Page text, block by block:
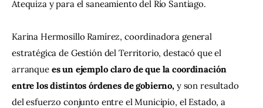
Atequiza y para el saneamiento del Río Santiago.
Karina Hermosillo Ramírez, coordinadora general
estratégica de Gestión del Territorio, destacó que el
arranque es un ejemplo claro de que la coordinación
entre los distintos órdenes de gobierno, y son resultado
del esfuerzo conjunto entre el Municipio, el Estado, a